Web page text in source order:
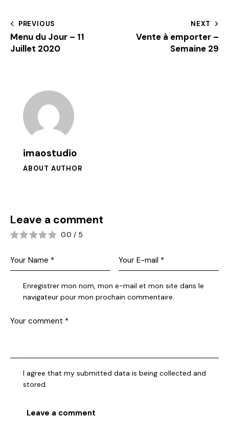
PREVIOUS
Menu du Jour – 11
Juillet 2020
NEXT
Vente à emporter –
Semaine 29
imaostudio
ABOUT AUTHOR
Leave a comment
0.0 / 5
Enregistrer mon nom, mon e-mail et mon site dans le
navigateur pour mon prochain commentaire.
I agree that my submitted data is being collected and
stored.